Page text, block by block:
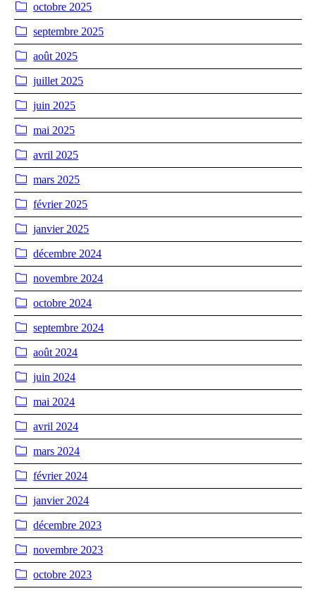
octobre 2025
septembre 2025
août 2025
juillet 2025
juin 2025
mai 2025
avril 2025
mars 2025
février 2025
janvier 2025
décembre 2024
novembre 2024
octobre 2024
septembre 2024
août 2024
juin 2024
mai 2024
avril 2024
mars 2024
février 2024
janvier 2024
décembre 2023
novembre 2023
octobre 2023